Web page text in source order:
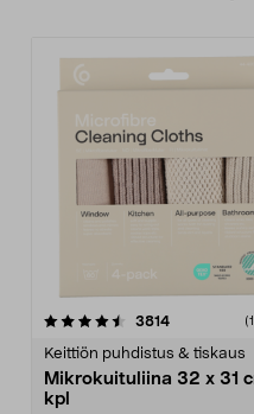
3814arvostelut
Keittiön puhdistus & tiskaus
Mikrokuituliina 32 x 31
kpl
4.5viidestä